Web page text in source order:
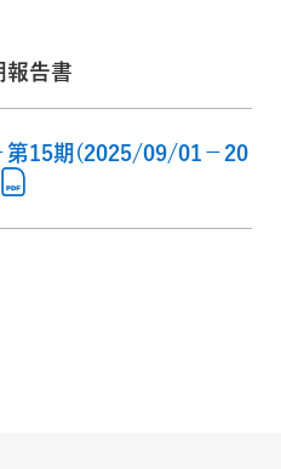
報告書
第15期(2025/09/01－20